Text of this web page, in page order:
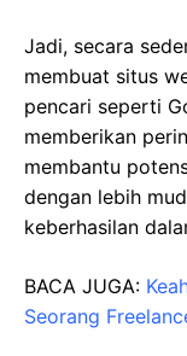
Jadi, secara
membuat situs
pencari seperti
memberikan
membantu
dengan lebih
keberhasilan
BACA JUGA:
Seorang